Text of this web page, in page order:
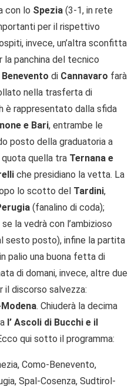
con lo Spezia (3-1, in rete
per il rispettivo
invece, un’altra sconfitta
panchina del tecnico
Benevento di Cannavaro farà
nella trasferta di
è rappresentato dalla sfida
e Bari, entrambe le
posto della graduatoria a
quella tra Ternana e
che presidiano la vetta. La
lo scotto del Tardini,
(fanalino di coda);
se la vedrà con l’ambizioso
sesto posto), infine la partita
palio una buona fetta di
di domani, invece, altre due
discorso salvezza:
. Chiuderà la decima
l’ Ascoli di Bucchi e il
qui sotto il programma:
Como-Benevento,
Spal-Cosenza, Sudtirol-